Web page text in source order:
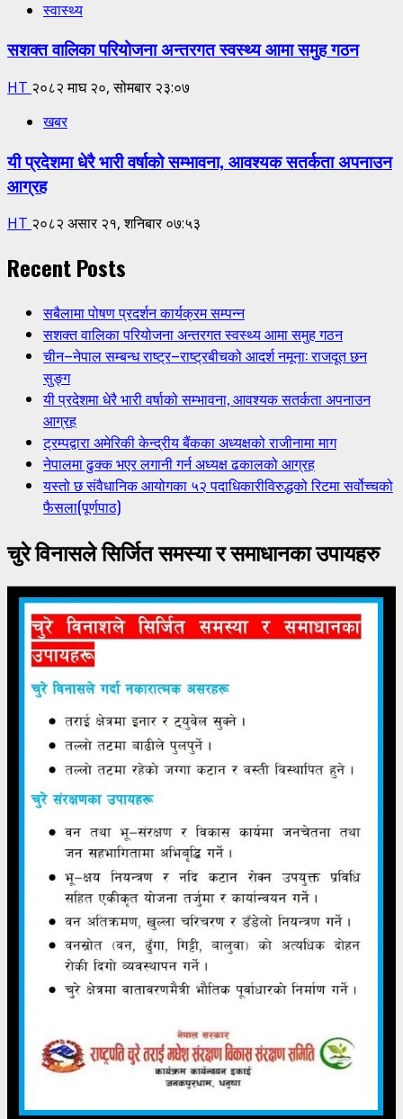
स्वास्थ्य
सशक्त वालिका परियोजना अन्तरगत स्वस्थ्य आमा समुह गठन
HT २०८२ माघ २०, सोमबार २३:०७
खबर
यी प्रदेशमा धेरै भारी वर्षाको सम्भावना, आवश्यक सतर्कता अपनाउन
आग्रह
HT २०८२ असार २१, शनिबार ०७:५३
Recent Posts
सबैलामा पोषण प्रदर्शन कार्यक्रम सम्पन्न
सशक्त वालिका परियोजना अन्तरगत स्वस्थ्य आमा समुह गठन
चीन–नेपाल सम्बन्ध राष्ट्र–राष्ट्रबीचको आदर्श नमूना: राजदूत छन
सुङ्ग
यी प्रदेशमा धेरै भारी वर्षाको सम्भावना, आवश्यक सतर्कता अपनाउन
आग्रह
ट्रम्पद्वारा अमेरिकी केन्द्रीय बैंकका अध्यक्षको राजीनामा माग
नेपालमा ढुक्क भएर लगानी गर्न अध्यक्ष ढकालको आग्रह
यस्तो छ संवैधानिक आयोगका ५२ पदाधिकारीविरुद्धको रिटमा सर्वोच्चको
फैसला(पूर्णपाठ)
चुरे विनासले सिर्जित समस्या र समाधानका उपायहरु